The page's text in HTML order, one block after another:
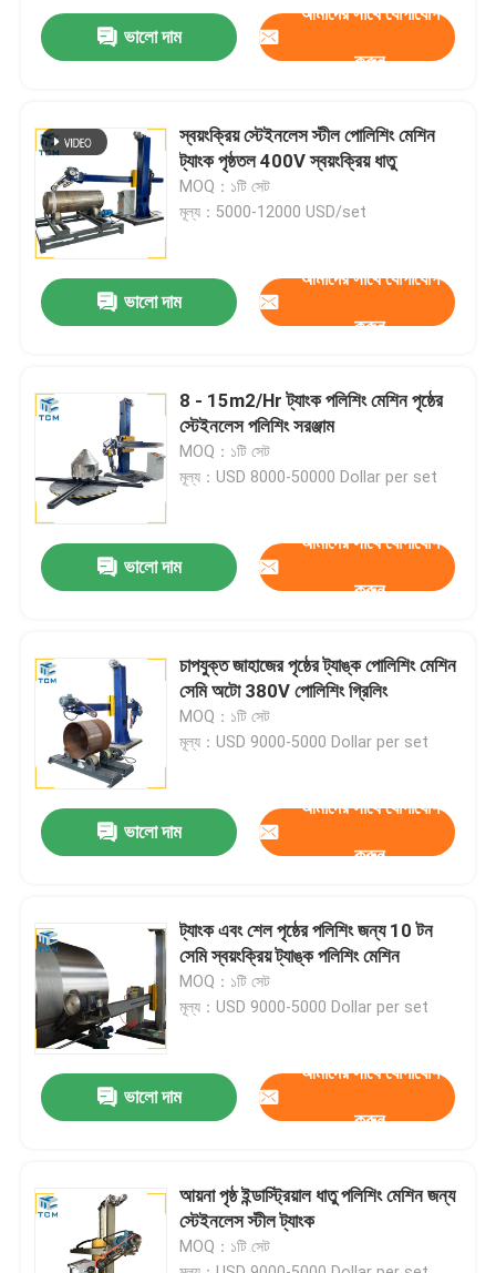
পণ্য
আমাদের সম্বন্ধে
কারখানা পরিদর্শন
আমাদের সাথে যোগাযোগ করুন
খবর
মামলা
একটি উদ্ধৃতি অনুরোধ
ট্যাংক পোলিশিং মেশিন
ভালো দাম
আমাদের সাথে যোগাযোগ
করুন
স্বয়ংক্রিয় স্টেইনলেস স্টীল পোলিশিং মেশিন
ট্যাংক পৃষ্ঠতল 400V স্বয়ংক্রিয় ধাতু
MOQ：১টি সেট
মূল্য：5000-12000 USD/set
ভালো দাম
আমাদের সাথে যোগাযোগ
করুন
8 - 15m2/Hr ট্যাংক পলিশিং মেশিন পৃষ্ঠের
স্টেইনলেস পলিশিং সরঞ্জাম
MOQ：১টি সেট
মূল্য：USD 8000-50000 Dollar per set
ভালো দাম
আমাদের সাথে যোগাযোগ
করুন
চাপযুক্ত জাহাজের পৃষ্ঠের ট্যাঙ্ক পোলিশিং মেশিন
সেমি অটো 380V পোলিশিং গ্রিলিং
MOQ：১টি সেট
মূল্য：USD 9000-5000 Dollar per set
ভালো দাম
আমাদের সাথে যোগাযোগ
করুন
ট্যাংক এবং শেল পৃষ্ঠের পলিশিং জন্য 10 টন
সেমি স্বয়ংক্রিয় ট্যাঙ্ক পলিশিং মেশিন
MOQ：১টি সেট
মূল্য：USD 9000-5000 Dollar per set
ভালো দাম
আমাদের সাথে যোগাযোগ
করুন
আয়না পৃষ্ঠ ইন্ডাস্ট্রিয়াল ধাতু পলিশিং মেশিন জন্য
স্টেইনলেস স্টীল ট্যাংক
MOQ：১টি সেট